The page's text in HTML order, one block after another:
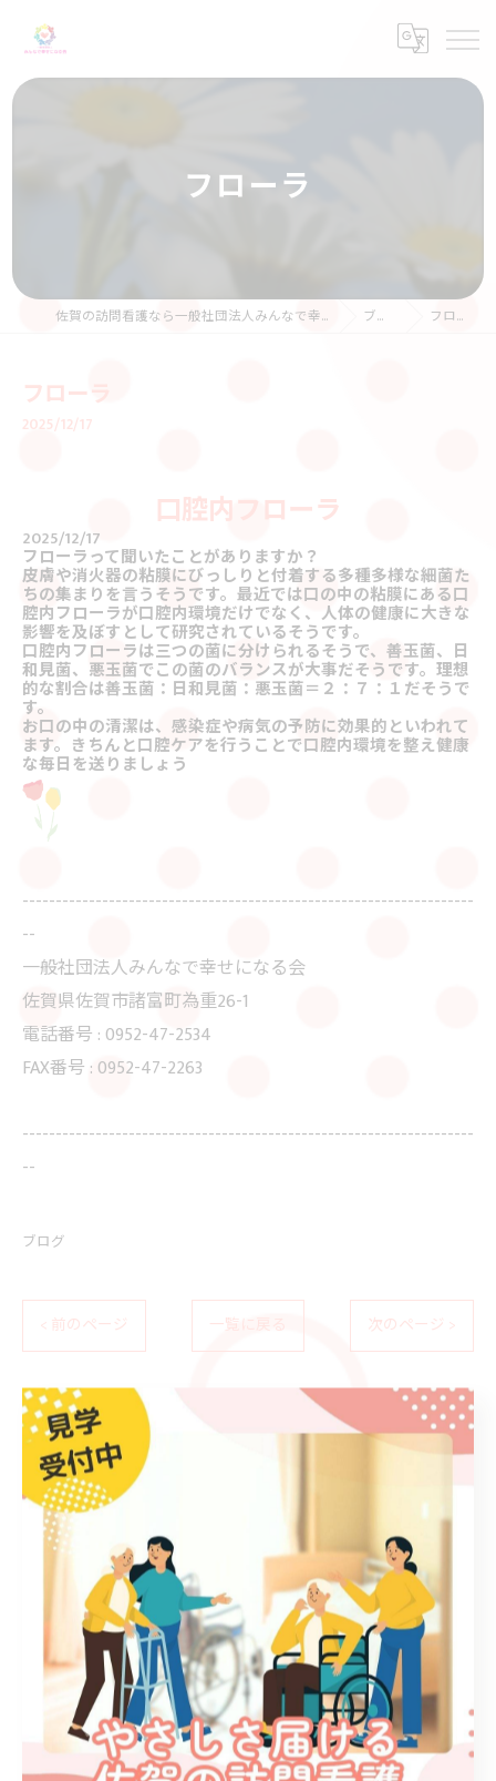
フローラ
佐賀の訪問看護なら一般社団法人みんなで幸せになる会 ブログ フローラ
フローラ
2025/12/17
口腔内フローラ
2025/12/17
フローラって聞いたことがありますか？
皮膚や消火器の粘膜にびっしりと付着する多種多様な細菌た
ちの集まりを言うそうです。最近では口の中の粘膜にある口
腔内フローラが口腔内環境だけでなく、人体の健康に大きな
影響を及ぼすとして研究されているそうです。
口腔内フローラは三つの菌に分けられるそうで、善玉菌、日
和見菌、悪玉菌でこの菌のバランスが大事だそうです。理想
的な割合は善玉菌：日和見菌：悪玉菌＝２：７：１だそうで
す。
お口の中の清潔は、感染症や病気の予防に効果的といわれて
ます。きちんと口腔ケアを行うことで口腔内環境を整え健康
な毎日を送りましょう
--------------------------------------------------------------------
--
一般社団法人みんなで幸せになる会
佐賀県佐賀市諸富町為重26-1
電話番号 : 0952-47-2534
FAX番号 : 0952-47-2263
--------------------------------------------------------------------
--
ブログ
< 前のページ 一覧に戻る 次のページ >
ブログ
お知らせ
最近の投稿 Recent Posts
2026/07/23